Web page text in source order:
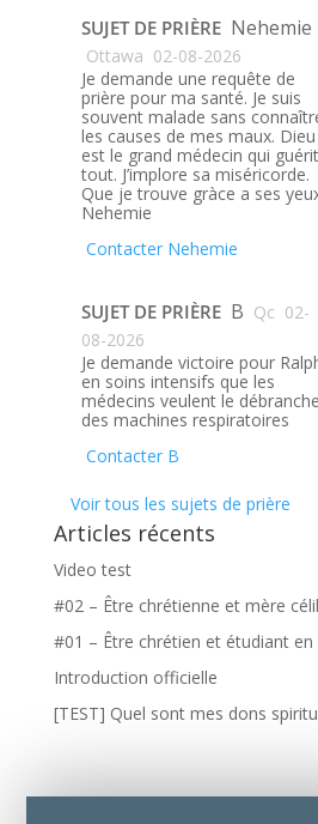
SUJET DE PRIÈRE Nehemie
Ottawa 02-08-2026
Je demande une requête de
prière pour ma santé. Je suis
souvent malade sans
les causes de mes maux. Dieu
est le grand médecin qui guérit
tout. J’implore sa miséricorde.
Que je trouve gràce a ses
Nehemie
Contacter Nehemie
SUJET DE PRIÈRE B Qc 02-
08-2026
Je demande victoire pour
en soins intensifs que les
médecins veulent le
des machines respiratoires
Contacter B
Voir tous les sujets de prière
Articles récents
Video test
#02 – Être chrétienne et mère
#01 – Être chrétien et étudiant en
Introduction officielle
[TEST] Quel sont mes dons